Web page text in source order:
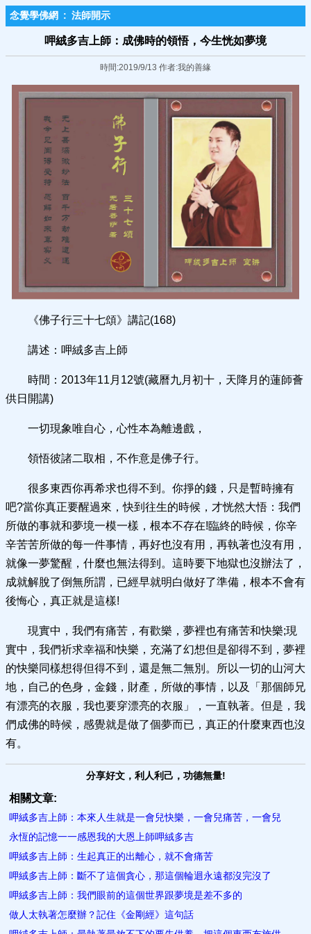
念覺學佛網 : 法師開示
呷絨多吉上師：成佛時的領悟，今生恍如夢境
時間:2019/9/13 作者:我的善緣
《佛子行三十七頌》講記(168)
講述：呷絨多吉上師
時間：2013年11月12號(藏曆九月初十，天降月的蓮師薈
供日開講)
一切現象唯自心，心性本為離邊戲，
領悟彼諸二取相，不作意是佛子行。
很多東西你再希求也得不到。你掙的錢，只是暫時擁有
吧?當你真正要醒過來，快到往生的時候，才恍然大悟：我們
所做的事就和夢境一模一樣，根本不存在!臨終的時候，你辛
辛苦苦所做的每一件事情，再好也沒有用，再執著也沒有用，
就像一夢驚醒，什麼也無法得到。這時要下地獄也沒辦法了，
成就解脫了倒無所謂，已經早就明白做好了準備，根本不會有
後悔心，真正就是這樣!
現實中，我們有痛苦，有歡樂，夢裡也有痛苦和快樂;現
實中，我們祈求幸福和快樂，充滿了幻想但是卻得不到，夢裡
的快樂同樣想得但得不到，還是無二無別。所以一切的山河大
地，自己的色身，金錢，財產，所做的事情，以及「那個師兄
有漂亮的衣服，我也要穿漂亮的衣服」，一直執著。但是，我
們成佛的時候，感覺就是做了個夢而已，真正的什麼東西也沒
有。
分享好文，利人利己，功德無量!
相關文章:
呷絨多吉上師：本來人生就是一會兒快樂，一會兒痛苦，一會兒
永恆的記憶一一感恩我的大恩上師呷絨多吉
呷絨多吉上師：生起真正的出離心，就不會痛苦
呷絨多吉上師：斷不了這個貪心，那這個輪迴永遠都沒完沒了
呷絨多吉上師：我們眼前的這個世界跟夢境是差不多的
做人太執著怎麼辦？記住《金​剛經》這句話